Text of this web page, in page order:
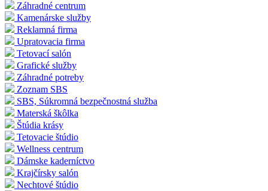
Záhradné centrum
Kamenárske služby
Reklamná firma
Upratovacia firma
Tetovací salón
Grafické služby
Záhradné potreby
Zoznam SBS
SBS, Súkromná bezpečnostná služba
Materská škôlka
Štúdia krásy
Tetovacie štúdio
Wellness centrum
Dámske kaderníctvo
Krajčírsky salón
Nechtové štúdio